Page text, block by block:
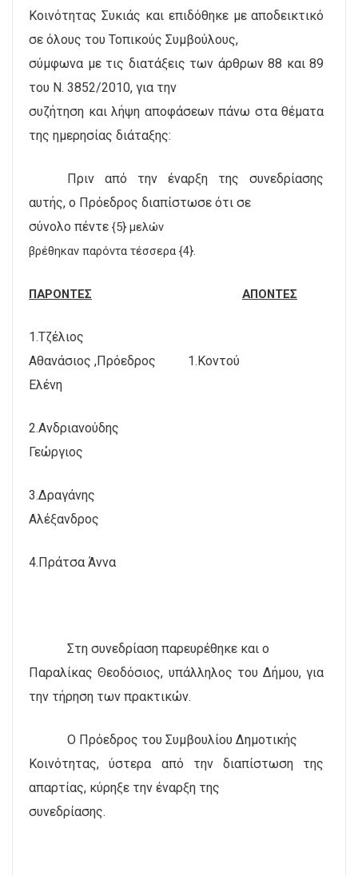
Κοινότητας Συκιάς και επιδόθηκε με αποδεικτικό
σε όλους του Τοπικούς Συμβούλους,
σύμφωνα με τις διατάξεις των άρθρων 88 και 89
του Ν. 3852/2010, για την
συζήτηση και λήψη αποφάσεων πάνω στα θέματα
της ημερησίας διάταξης:
Πριν από την έναρξη της συνεδρίασης
αυτής, ο Πρόεδρος διαπίστωσε ότι σε
σύνολο πέντε {5} μελών
βρέθηκαν παρόντα τέσσερα {4}.
ΠΑΡΟΝΤΕΣ ΑΠΟΝΤΕΣ
1.Τζέλιος
Αθανάσιος ,Πρόεδρος
1.Κοντού
Ελένη
2.Ανδριανούδης
Γεώργιος
3.Δραγάνης
Αλέξανδρος
4.Πράτσα Άννα
Στη συνεδρίαση παρευρέθηκε και ο
Παραλίκας Θεοδόσιος, υπάλληλος του Δήμου, για
την τήρηση των πρακτικών.
Ο Πρόεδρος του Συμβουλίου Δημοτικής
Κοινότητας, ύστερα από την διαπίστωση της
απαρτίας, κύρηξε την έναρξη της
συνεδρίασης.